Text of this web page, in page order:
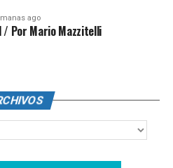
ago
/ Por Mario Mazzitelli